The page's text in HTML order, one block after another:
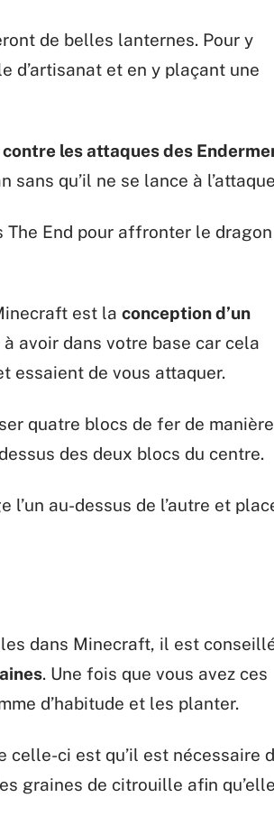
de belles lanternes. Pour y
d’artisanat et en y plaçant une
les attaques des
qu’il ne se lance à
The End pour affronter le dragon
est la conception d’un
à avoir dans votre base car cela
essaient de vous attaquer.
quatre blocs de fer de
des deux blocs du centre.
l’un au-dessus de l’autre et
dans Minecraft, il est
. Une fois que vous avez ces
d’habitude et les planter.
celle-ci est qu’il est nécessaire
graines de citrouille afin